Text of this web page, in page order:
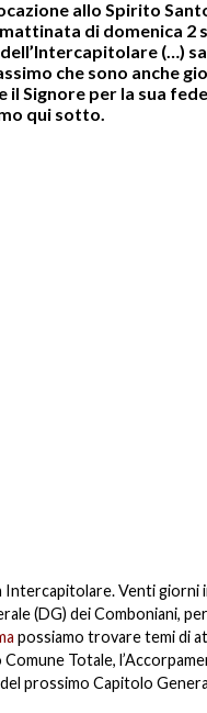
allo Spirito
di domenica 2
(…)
che sono anche
Signore per la sua
qui sotto.
Intercapitolare. Venti
(DG) dei Comboniani,
possiamo trovare temi di
Totale,
prossimo Capitolo